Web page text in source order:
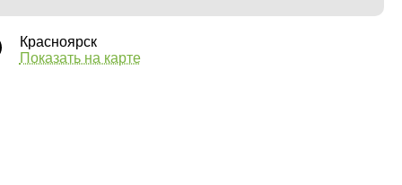
Красноярск
Показать на карте